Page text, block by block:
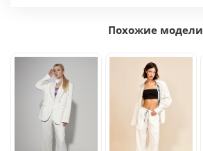
Похожие модели